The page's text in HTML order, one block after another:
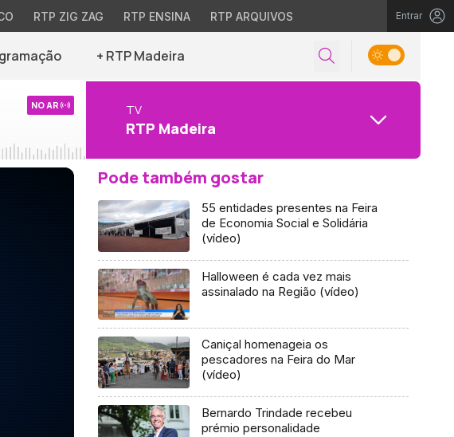
RTP ZIG ZAG RTP ENSINA RTP ARQUIVOS Entrar
+ RTP Madeira
NO AR TV
RTP Madeira
Pode também gostar
55 entidades presentes na Feira
de Economia Social e Solidária
(vídeo)
Halloween é cada vez mais
assinalado na Região (vídeo)
Caniçal homenageia os
pescadores na Feira do Mar
(vídeo)
Bernardo Trindade recebeu
prémio personalidade